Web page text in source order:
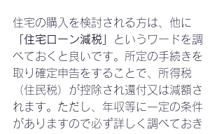
住宅の購入を検討される方は、他に
「住宅ローン減税」
というワードを調
べておくと良いです。所定の手続きを
取り確定申告をすることで、所得税
（住民税）が控除され還付又は減額さ
れます。ただし、年収等に一定の条件
がありますので必ず詳しく調べておき